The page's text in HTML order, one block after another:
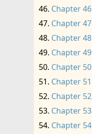
Chapter 46
Chapter 47
Chapter 48
Chapter 49
Chapter 50
Chapter 51
Chapter 52
Chapter 53
Chapter 54